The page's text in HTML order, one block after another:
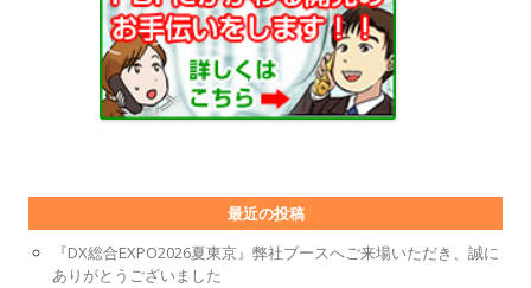
最近の投稿
『DX総合EXPO2026夏東京』弊社ブースへご来場いただき、誠に
ありがとうございました